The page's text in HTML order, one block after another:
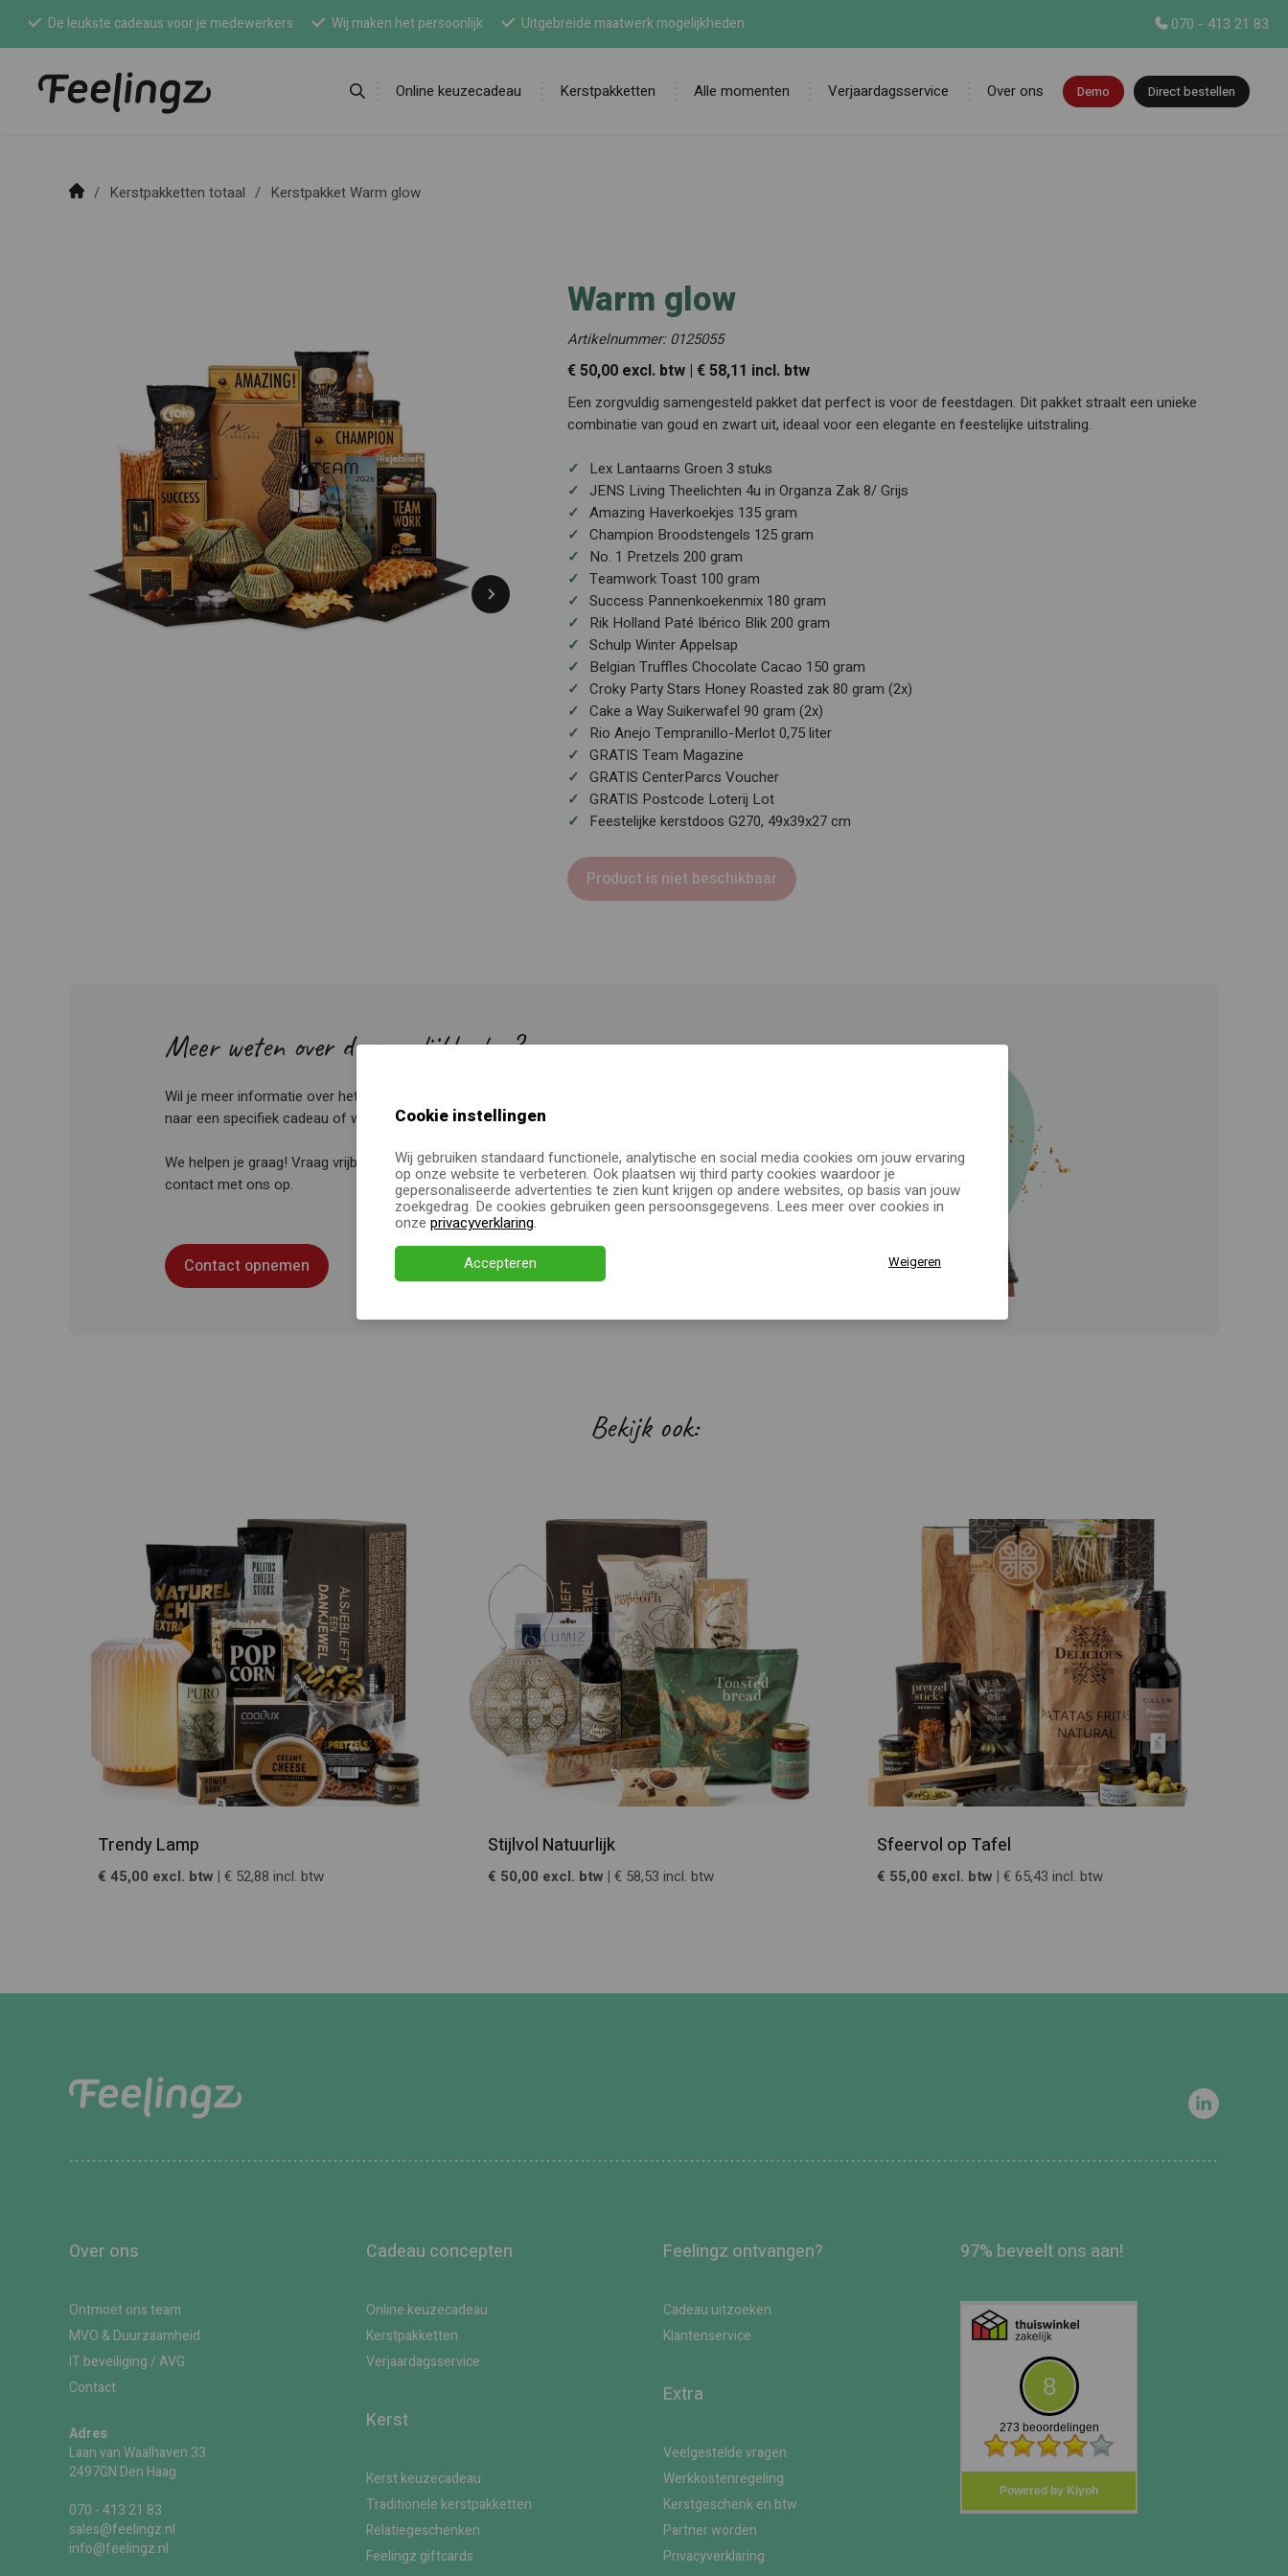
De leukste cadeaus voor je medewerkers Wij maken het persoonlijk Uitgebreide maatwerk mogelijkheden 070 - 413 21 83
Online keuzecadeau Kerstpakketten Alle momenten Verjaardagsservice Over ons Demo Direct bestellen
Zoeken
Kerstpakketten totaal Kerstpakket Warm glow
Warm glow
Artikelnummer: 0125055
€ 50,00 excl. btw | € 58,11 incl. btw
Een zorgvuldig samengesteld pakket dat perfect is voor de feestdagen. Dit pakket straalt een unieke
combinatie van goud en zwart uit, ideaal voor een elegante en feestelijke uitstraling.
Lex Lantaarns Groen 3 stuks
JENS Living Theelichten 4u in Organza Zak 8/ Grijs
Amazing Haverkoekjes 135 gram
Champion Broodstengels 125 gram
No. 1 Pretzels 200 gram
Teamwork Toast 100 gram
Success Pannenkoekenmix 180 gram
Rik Holland Paté Ibérico Blik 200 gram
Schulp Winter Appelsap
Belgian Truffles Chocolate Cacao 150 gram
Croky Party Stars Honey Roasted zak 80 gram (2x)
Cake a Way Suikerwafel 90 gram (2x)
Rio Anejo Tempranillo-Merlot 0,75 liter
GRATIS Team Magazine
GRATIS CenterParcs Voucher
GRATIS Postcode Loterij Lot
Feestelijke kerstdoos G270, 49x39x27 cm
Product is niet beschikbaar
Meer weten over de mogelijkheden?
Wil je meer informatie over het pakket
naar een specifiek cadeau of wil je je cadeau laten personaliseren?
We helpen je graag! Vraag vrijblijvend een offerte aan of neem
contact met ons op.
Contact opnemen
Bekijk ook:
Trendy Lamp
€ 45,00 excl. btw | € 52,88 incl. btw
Stijlvol Natuurlijk
€ 50,00 excl. btw | € 58,53 incl. btw
Sfeervol op Tafel
€ 55,00 excl. btw | € 65,43 incl. btw
Over ons
Ontmoet ons team
MVO & Duurzaamheid
IT beveiliging / AVG
Contact
Adres
Laan van Waalhaven 33
2497GN Den Haag
070 - 413 21 83
sales@feelingz.nl
info@feelingz.nl
Cadeau concepten
Online keuzecadeau
Kerstpakketten
Verjaardagsservice
Kerst
Kerst keuzecadeau
Traditionele kerstpakketten
Relatiegeschenken
Feelingz giftcards
Feelingz ontvangen?
Cadeau uitzoeken
Klantenservice
Extra
Veelgestelde vragen
Werkkostenregeling
Kerstgeschenk en btw
Partner worden
Privacyverklaring
97% beveelt ons aan!
Cookie instellingen
Wij gebruiken standaard functionele, analytische en social media cookies om jouw ervaring
op onze website te verbeteren. Ook plaatsen wij third party cookies waardoor je
gepersonaliseerde advertenties te zien kunt krijgen op andere websites, op basis van jouw
zoekgedrag. De cookies gebruiken geen persoonsgegevens. Lees meer over cookies in
onze privacyverklaring.
Accepteren
Weigeren